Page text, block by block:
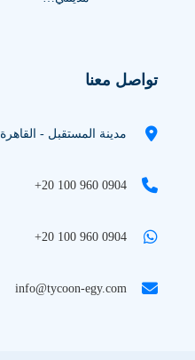
تواصل معنا
مدينة المستقبل - القاهرة
+20 100 960 0904
+20 100 960 0904
info@tycoon-egy.com